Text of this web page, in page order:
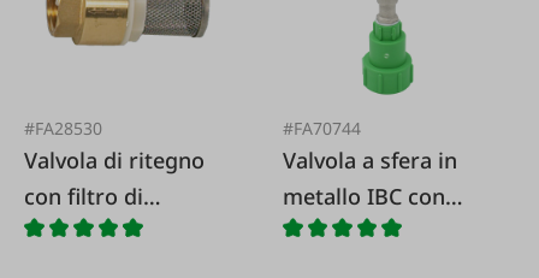
#FA28530
Valvola di ritegno
con filtro di
aspirazione in
#FA70744
Valvola a sfera in
metallo IBC con
protezione